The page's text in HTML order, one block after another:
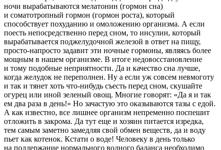
ночи вырабатываются мелатонин (гормон сна)
и соматотропный гормон (гормон роста), который
способствует похуданию и омоложению организма. А если
поесть непосредственно перед сном, то инсулин, который
вырабатывается поджелудочной железой в ответ на пищу,
просто-напросто задавит эти ночные гормоны, являясь более
мощным в нашем организме. В итоге недовосстановление
и тому подобные неприятности. Да и качество сна лучше,
когда желудок не переполнен. Ну а если уж совсем невмоготу
и так и тянет хоть что-нибудь съесть перед сном, скушайте
огурец или иной зеленый овощ. Многие говорят: «Да я и так
ем два раза в день!» Но зачастую это оказываются тазы с едой.
А как известно, все лишнее организм непременно поспешит
отложить в закрома. Да тут еще и хозяин питается изредка,
тем самым заметно замедляя свой обмен веществ, да и воду
пьет как котенок. Кстати о воде! Человеку в день только
на поддержание нормального водного баланса необходимо